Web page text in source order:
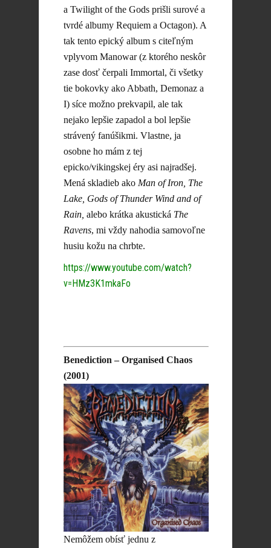
a Twilight of the Gods prišli surové a
tvrdé albumy Requiem a Octagon). A
tak tento epický album s citeľným
vplyvom Manowar (z ktorého neskôr
zase dosť čerpali Immortal, či všetky
tie bokovky ako Abbath, Demonaz a
I) síce možno prekvapil, ale tak
nejako lepšie zapadol a bol lepšie
strávený fanúšikmi. Vlastne, ja
osobne ho mám z tej
epicko/vikingskej éry asi najradšej.
Mená skladieb ako Man of Iron, The
Lake, Gods of Thunder Wind and of
Rain, alebo krátka akustická The
Ravens, mi vždy nahodia samovoľne
husiu kožu na chrbte.
https://www.youtube.com/watch?
v=HMz3K1mkaFo
Benediction – Organised Chaos
(2001)
Nemôžem obísť jednu z